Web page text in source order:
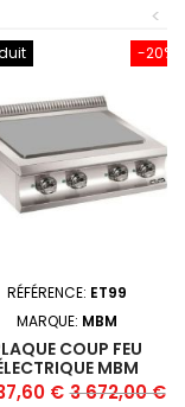
<
-20%
RÉFÉRENCE: ET99
MARQUE: MBM
COUP FEU
MBM
€ Prix
3 672,00 €